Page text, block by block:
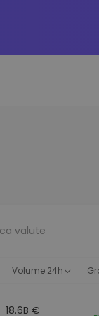
utili per
Volume 24h
18.6B €